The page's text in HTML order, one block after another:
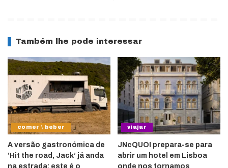
Também lhe pode interessar
comer \ beber
A versão gastronómica de
‘Hit the road, Jack’ já anda
na estrada: este é o
viajar
JNcQUOI prepara-se para
abrir um hotel em Lisboa
onde nos tornamos